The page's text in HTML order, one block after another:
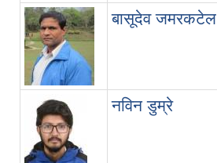
बासूदेव जमरकटेल
नविन डुम्रे